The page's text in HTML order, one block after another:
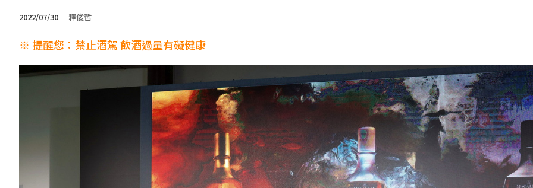
2022/07/30 釋俊哲
※ 提醒您：禁止酒駕 飲酒過量有礙健康